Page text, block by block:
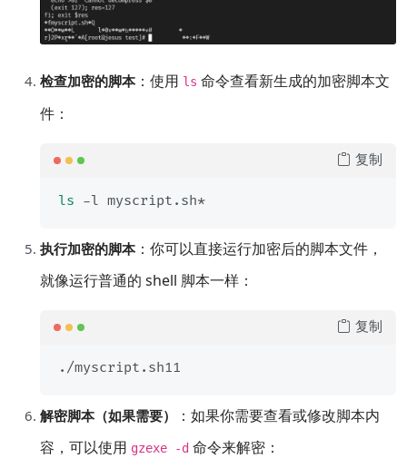
检查加密的脚本：使用 ls 命令查看新生成的加密脚本文
件：
ls
复制
执行加密的脚本：你可以直接运行加密后的脚本文件，
就像运行普通的 shell 脚本一样：
复制
解密脚本（如果需要）
：如果你需要查看或修改脚本内
容，可以使用 gzexe -d 命令来解密：